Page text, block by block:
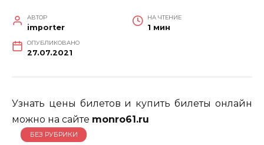
АВТОР
importer
НА ЧТЕНИЕ
1 мин
ОПУБЛИКОВАНО
27.07.2021
Узнать цены билетов и купить билеты онлайн
можно на сайте monro61.ru
БЕЗ РУБРИКИ